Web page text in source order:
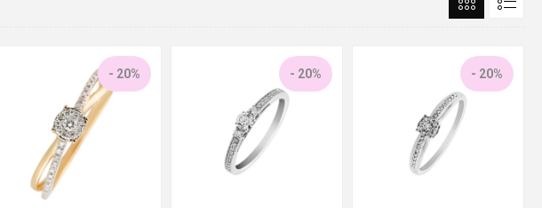
- 20% - 20% - 20%